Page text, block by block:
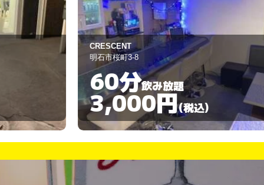
飲み放題
円(税込)
京姫
明石市大久保町
60分